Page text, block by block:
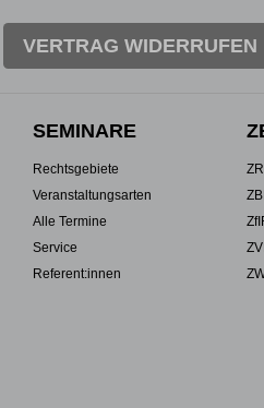
VERTRAG WIDERRUFEN
SEMINARE
Rechtsgebiete
Veranstaltungsarten
Alle Termine
Service
Referent:innen
ZRI
ZVI